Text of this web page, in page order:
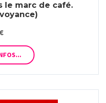
le marc de café.